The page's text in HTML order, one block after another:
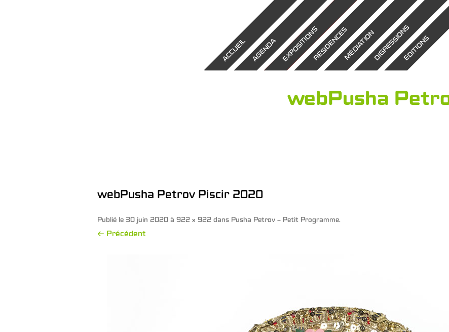
ACCUEILAGENDAEXPOSITIONSRÉSIDENCESMÉDIATIONDIGRESSIONSEDITIONS
webPusha
webPusha Petrov Piscir 2020
Publié le 30 juin 2020 à 922 × 922 dans Pusha Petrov – Petit Programme.
← Précédent